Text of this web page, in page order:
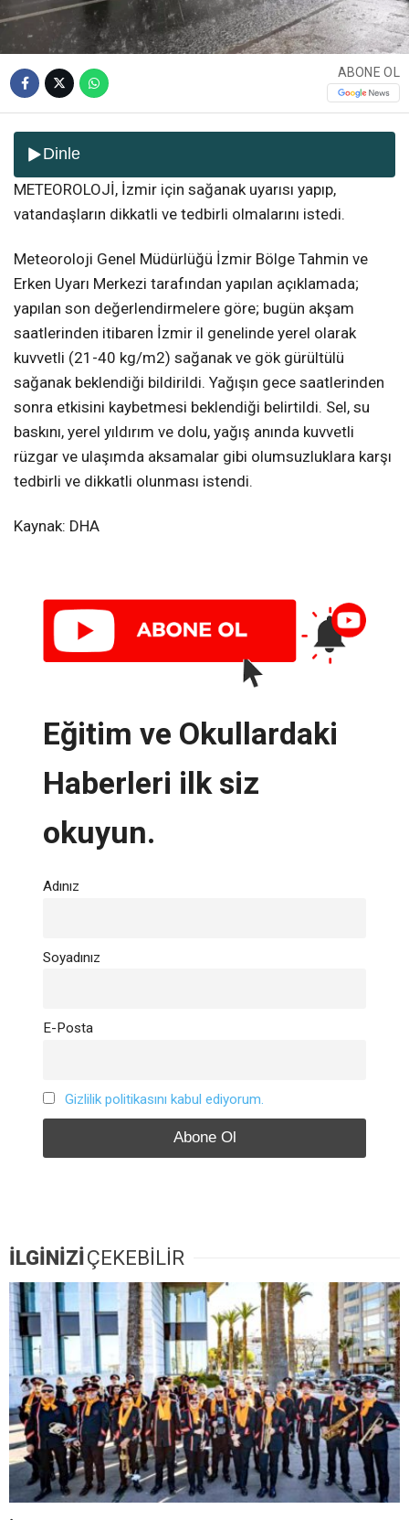
ABONE OL
Dinle
METEOROLOJİ, İzmir için sağanak uyarısı yapıp,
vatandaşların dikkatli ve tedbirli olmalarını istedi.
Meteoroloji Genel Müdürlüğü İzmir Bölge Tahmin ve
Erken Uyarı Merkezi tarafından yapılan açıklamada;
yapılan son değerlendirmelere göre; bugün akşam
saatlerinden itibaren İzmir il genelinde yerel olarak
kuvvetli (21-40 kg/m2) sağanak ve gök gürültülü
sağanak beklendiği bildirildi. Yağışın gece saatlerinden
sonra etkisini kaybetmesi beklendiği belirtildi. Sel, su
baskını, yerel yıldırım ve dolu, yağış anında kuvvetli
rüzgar ve ulaşımda aksamalar gibi olumsuzluklara karşı
tedbirli ve dikkatli olunması istendi.
Kaynak: DHA
Eğitim ve Okullardaki
Haberleri ilk siz
okuyun.
Adınız
Soyadınız
E-Posta
Gizlilik politikasını kabul ediyorum.
İLGİNİZİÇEKEBİLİR